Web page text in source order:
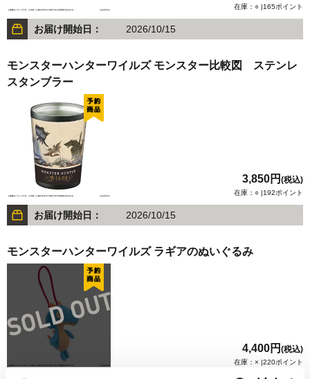
在庫：○ |165ポイント
お届け開始日： 2026/10/15
モンスターハンターワイルズ モンスター比較図 ステンレ
スタンブラー
3,850円 (税込)
在庫：○ |192ポイント
お届け開始日： 2026/10/15
モンスターハンターワイルズ ラギアのぬいぐるみ
4,400円 (税込)
在庫：× |220ポイント